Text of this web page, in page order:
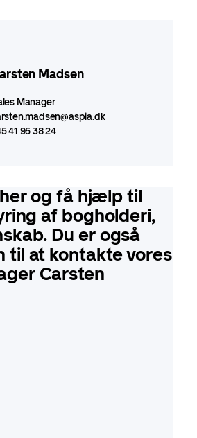
Madsen
Manager
41 95 38 24
og få hjælp til
af bogholderi,
Du er også
til at kontakte vores
Carsten